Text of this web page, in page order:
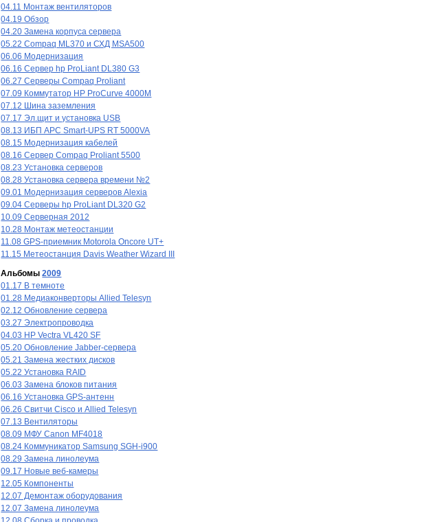
04.11 Монтаж вентиляторов
04.19 Обзор
04.20 Замена корпуса сервера
05.22 Compaq ML370 и СХД MSA500
06.06 Модернизация
06.16 Сервер hp ProLiant DL380 G3
06.27 Серверы Compaq Proliant
07.09 Коммутатор HP ProCurve 4000M
07.12 Шина заземления
07.17 Эл.щит и установка USB
08.13 ИБП APC Smart-UPS RT 5000VA
08.15 Модернизация кабелей
08.16 Сервер Compaq Proliant 5500
08.23 Установка серверов
08.28 Установка сервера времени №2
09.01 Модернизация серверов Alexia
09.04 Серверы hp ProLiant DL320 G2
10.09 Серверная 2012
10.28 Монтаж метеостанции
11.08 GPS-приемник Motorola Oncore UT+
11.15 Метеостанция Davis Weather Wizard III
Альбомы2009
01.17 В темноте
01.28 Медиаконверторы Allied Telesyn
02.12 Обновление сервера
03.27 Электропроводка
04.03 HP Vectra VL420 SF
05.20 Обновление Jabber-сервера
05.21 Замена жестких дисков
05.22 Установка RAID
06.03 Замена блоков питания
06.16 Установка GPS-антенн
06.26 Свитчи Cisco и Allied Telesyn
07.13 Вентиляторы
08.09 МФУ Canon MF4018
08.24 Коммуникатор Samsung SGH-i900
08.29 Замена линолеума
09.17 Новые веб-камеры
12.05 Компоненты
12.07 Демонтаж оборудования
12.07 Замена линолеума